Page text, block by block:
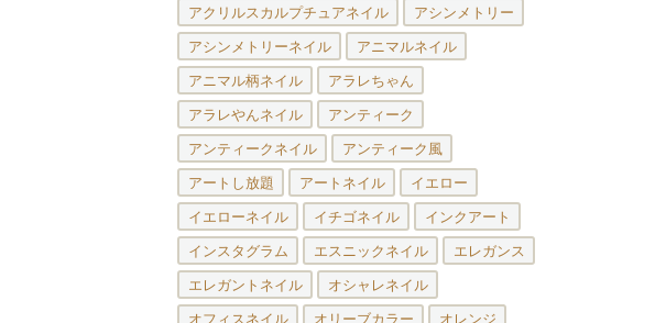
アクリルスカルプチュアネイル アシンメトリー
アシンメトリーネイル アニマルネイル
アニマル柄ネイル アラレちゃん
アラレやんネイル アンティーク
アンティークネイル アンティーク風
アートし放題 アートネイル イエロー
イエローネイル イチゴネイル インクアート
インスタグラム エスニックネイル エレガンス
エレガントネイル オシャレネイル
オフィスネイル オリーブカラー オレンジ